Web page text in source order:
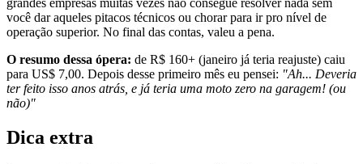
grandes empresas muitas vezes não consegue resolver nada sem
você dar aqueles pitacos técnicos ou chorar para ir pro nível de
operação superior. No final das contas, valeu a pena.
O resumo dessa ópera: de R$ 160+ (janeiro já teria reajuste) caiu
para US$ 7,00. Depois desse primeiro mês eu pensei: "Ah... Deveria
ter feito isso anos atrás, e já teria uma moto zero na garagem! (ou
não)"
Dica extra